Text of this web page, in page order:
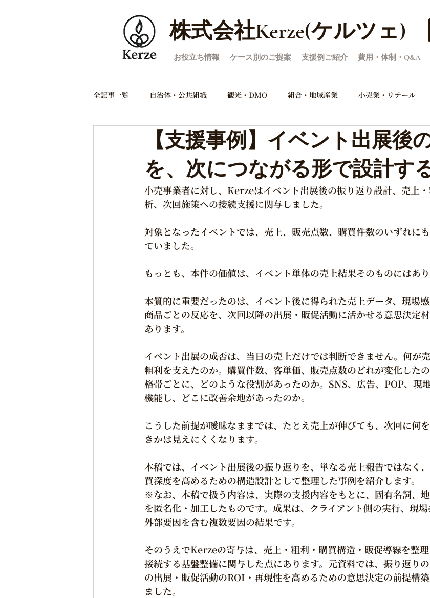
株式会社Kerze(ケルツェ)
お役立ち情報 ケース別のご提案 支援例ご紹介 費用・体制・Q&A
全記事一覧 自治体・公共組織 観光・DMO 組合・地域産業 小売業・リテール
デジタルプロモーション 効果検証・次年度判断 委託先管理・運用体制 施策・媒
制度・政策・計画読解 発注・仕様設計
【支援事例】イベント出展後
を、次につながる形で設計す
小売事業者に対し、Kerzeはイベント出展後の振り返り設計、売上
析、次回施策への接続支援に関与しました。
対象となったイベントでは、売上、販売点数、購買件数のいずれに
ていました。
もっとも、本件の価値は、イベント単体の売上結果そのものにはあり
本質的に重要だったのは、イベント後に得られた売上データ、現場感
商品ごとの反応を、次回以降の出展・販促活動に活かせる意思決定
あります。
イベント出展の成否は、当日の売上だけでは判断できません。何が
粗利を支えたのか。購買件数、客単価、販売点数のどれが変化した
格帯ごとに、どのような役割があったのか。SNS、広告、POP、現
機能し、どこに改善余地があったのか。
こうした前提が曖昧なままでは、たとえ売上が伸びても、次回に何
きかは見えにくくなります。
本稿では、イベント出展後の振り返りを、単なる売上報告ではなく
買深度を高めるための構造設計として整理した事例を紹介します。
※なお、本稿で扱う内容は、実際の支援内容をもとに、固有名詞、
を匿名化・加工したものです。成果は、クライアント側の実行、現場
外部要因を含む複数要因の結果です。
そのうえでKerzeの寄与は、売上・粗利・購買構造・販促導線を整
接続する基盤整備に関与した点にあります。元資料では、振り返り
の出展・販促活動のROI・再現性を高めるための意思決定の前提構
ました。